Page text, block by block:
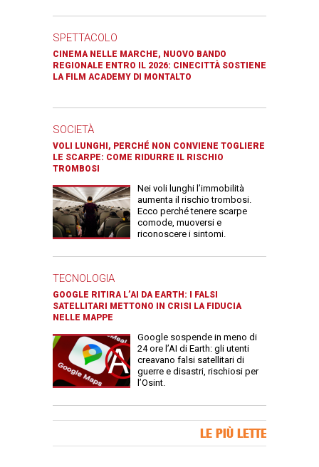
SPETTACOLO
CINEMA NELLE MARCHE, NUOVO BANDO
REGIONALE ENTRO IL 2026: CINECITTÀ SOSTIENE
LA FILM ACADEMY DI MONTALTO
SOCIETÀ
VOLI LUNGHI, PERCHÉ NON CONVIENE TOGLIERE
LE SCARPE: COME RIDURRE IL RISCHIO
TROMBOSI
Nei voli lunghi l’immobilità
aumenta il rischio trombosi.
Ecco perché tenere scarpe
comode, muoversi e
riconoscere i sintomi.
TECNOLOGIA
GOOGLE RITIRA L’AI DA EARTH: I FALSI
SATELLITARI METTONO IN CRISI LA FIDUCIA
NELLE MAPPE
Google sospende in meno di
24 ore l’AI di Earth: gli utenti
creavano falsi satellitari di
guerre e disastri, rischiosi per
l’Osint.
LE PIÙ LETTE